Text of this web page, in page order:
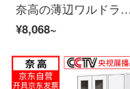
奈高の薄辺ワルドラックの脱着ロッカーロッカーロッカーの下駄箱四ドアワルドラックの純白豪華加重金
¥8,068~